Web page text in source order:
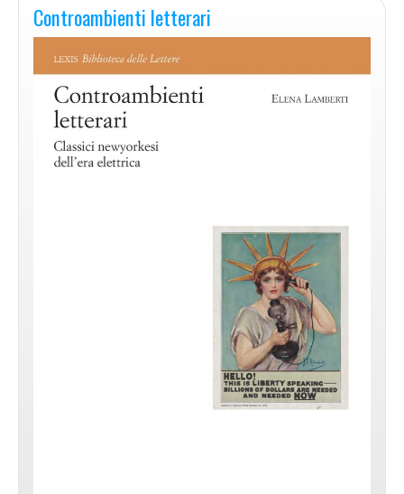
Controambienti letterari